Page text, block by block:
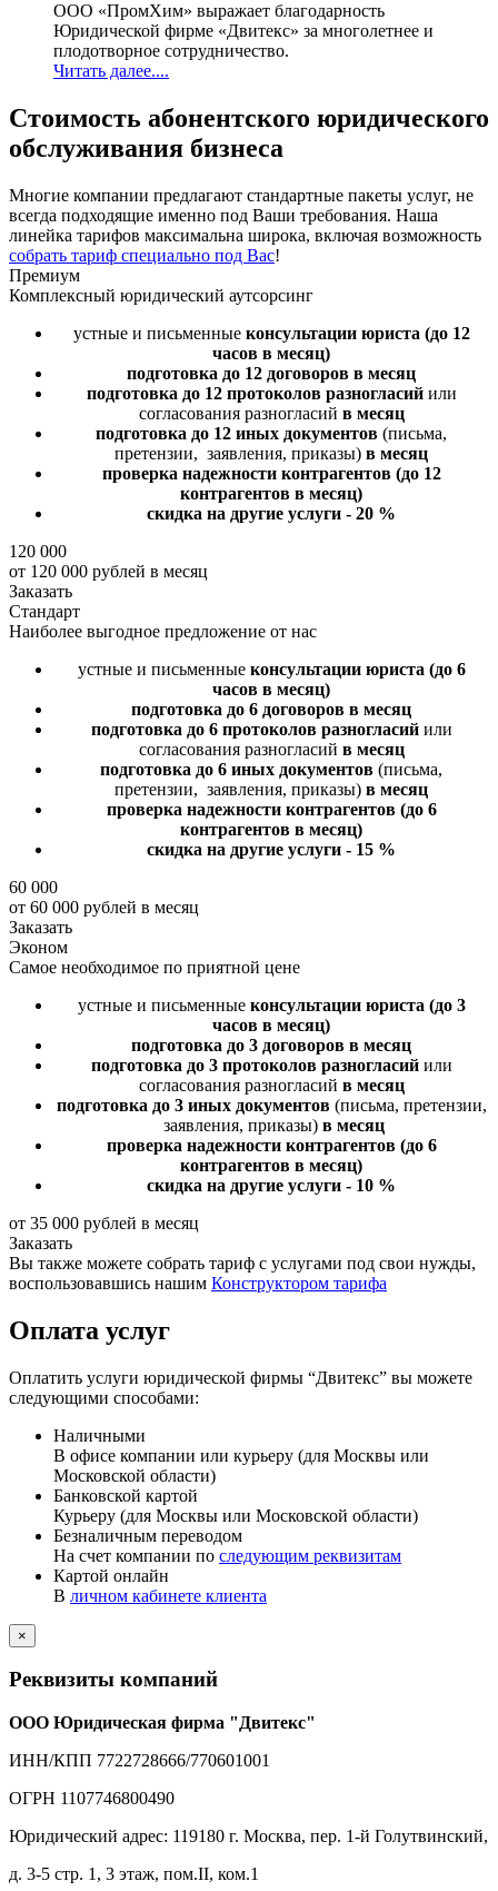
ООО «ПромХим» выражает благодарность
Юридической фирме «Двитекс» за многолетнее и
плодотворное сотрудничество.
Читать далее....
Стоимость абонентского юридического
обслуживания бизнеса
Многие компании предлагают стандартные пакеты услуг, не
всегда подходящие именно под Ваши требования. Наша
линейка тарифов максимальна широка, включая возможность
собрать тариф специально под Вас!
Премиум
Комплексный юридический аутсорсинг
устные и письменные консультации юриста (до 12
часов в месяц)
подготовка до 12 договоров в месяц
подготовка до 12 протоколов разногласийили
согласования разногласий в месяц
подготовка до 12 иных документов (письма,
претензии, заявления, приказы) в месяц
проверка надежности контрагентов (до 12
контрагентов в месяц)
скидка на другие услуги - 20 %
120 000
от 120 000 рублей в месяц
Заказать
Стандарт
Наиболее выгодное предложение от нас
устные и письменные консультации юриста (до 6
часов в месяц)
подготовка до 6 договоров в месяц
подготовка до 6 протоколов разногласийили
согласования разногласий в месяц
подготовка до 6 иных документов (письма,
претензии, заявления, приказы) в месяц
проверка надежности контрагентов (до 6
контрагентов в месяц)
скидка на другие услуги - 15 %
60 000
от 60 000 рублей в месяц
Заказать
Эконом
Самое необходимое по приятной цене
устные и письменные консультации юриста (до 3
часов в месяц)
подготовка до 3 договоров в месяц
подготовка до 3 протоколов разногласийили
согласования разногласий в месяц
подготовка до 3 иных документов(письма, претензии,
заявления, приказы) в месяц
проверка надежности контрагентов (до 6
контрагентов в месяц)
скидка на другие услуги - 10 %
от 35 000 рублей в месяц
Заказать
Вы также можете собрать тариф с услугами под свои нужды,
воспользовавшись нашим Конструктором тарифа
Оплата услуг
Оплатить услуги юридической фирмы “Двитекс” вы можете
следующими способами:
Наличными
В офисе компании или курьеру (для Москвы или
Московской области)
Банковской картой
Курьеру (для Москвы или Московской области)
Безналичным переводом
На счет компании по следующим реквизитам
Картой онлайн
В личном кабинете клиента
×
Реквизиты компаний
ООО Юридическая фирма "Двитекс"
ИНН/КПП 7722728666/770601001
ОГРН 1107746800490
Юридический адрес: 119180 г. Москва, пер. 1-й Голутвинский,
д. 3-5 стр. 1, 3 этаж, пом.II, ком.1